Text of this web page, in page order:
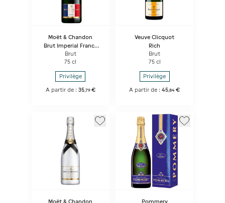
Moët & Chandon
Brut Imperial France
Edition Limitee
Brut
75 cl
Privilège
A partir de : 35, 79 €
Veuve Clicquot
Rich
Brut
75 cl
Privilège
A partir de :45 ,84 €
Moët & Chandon Pommery